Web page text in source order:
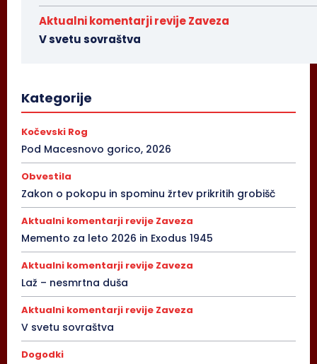
Aktualni komentarji revije Zaveza
V svetu sovraštva
Kategorije
Kočevski Rog
Pod Macesnovo gorico, 2026
Obvestila
Zakon o pokopu in spominu žrtev prikritih grobišč
Aktualni komentarji revije Zaveza
Memento za leto 2026 in Exodus 1945
Aktualni komentarji revije Zaveza
Laž – nesmrtna duša
Aktualni komentarji revije Zaveza
V svetu sovraštva
Dogodki